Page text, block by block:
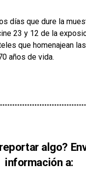
días que dure la
23 y 12 de la
que homenajean
años de vida.
algo?
información a: